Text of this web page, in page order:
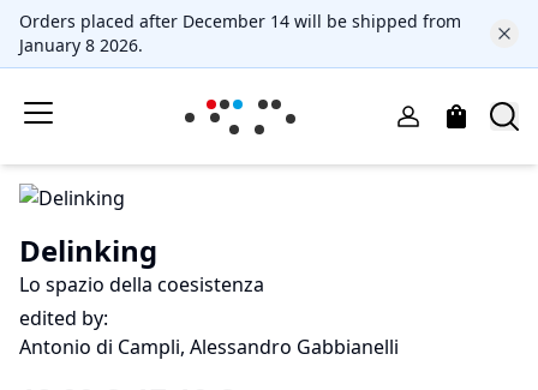
Orders placed after December 14 will be shipped from
January 8 2026.
Delinking
Lo spazio della coesistenza
edited by:
Antonio di Campli, Alessandro Gabbianelli